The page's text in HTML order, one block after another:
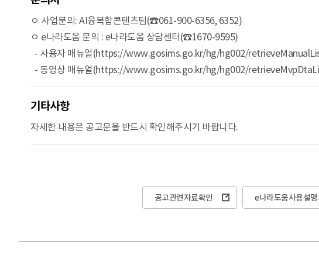
ㅇ 사업문의: AI융복합콘텐츠팀(☎061-900-6356, 6352)
ㅇ e나라도움 문의 : e나라도움 상담센터(☎1670-9595)
- 사용자 매뉴얼(https://www.gosims.go.kr/hg/hg002/
- 동영상 매뉴얼(https://www.gosims.go.kr/hg/hg002/
기타사항
자세한 내용은 공고문을 반드시 확인해주시기 바랍니다.
공고관련자료확인 e나라도움사용설명